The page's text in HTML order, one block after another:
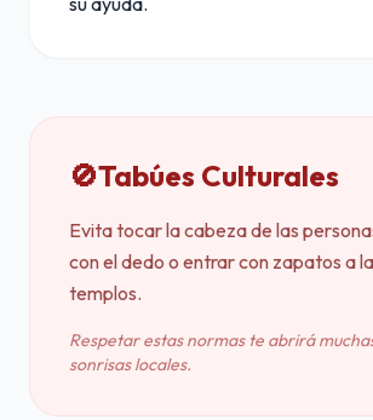
🚫Tabúes Culturales
Evita tocar la cabeza de las
con el dedo o entrar con zapatos a
templos.
Respetar estas normas te abrirá
sonrisas locales.